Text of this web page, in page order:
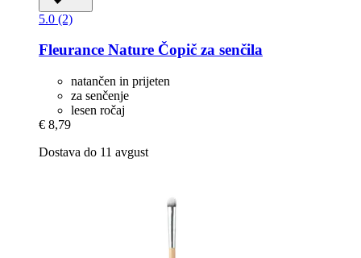
5.0 (2)
Fleurance Nature Čopič za senčila
natančen in prijeten
za senčenje
lesen ročaj
€ 8,79
Dostava do 11 avgust